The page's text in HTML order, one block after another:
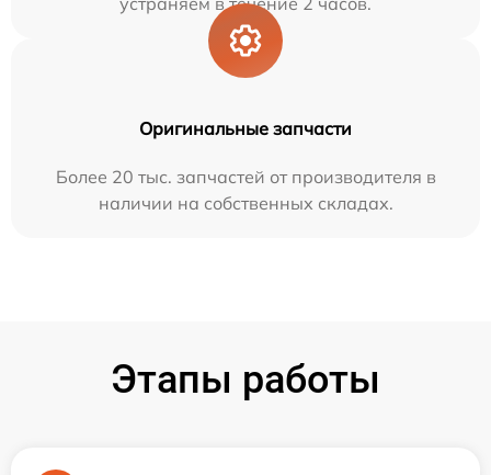
Оригинальные запчасти
Более 20 тыс. запчастей от производителя в
наличии на собственных складах.
Этапы работы